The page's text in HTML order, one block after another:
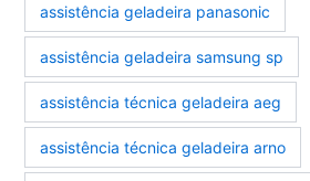
assistência geladeira panasonic
assistência geladeira samsung sp
assistência técnica geladeira aeg
assistência técnica geladeira arno